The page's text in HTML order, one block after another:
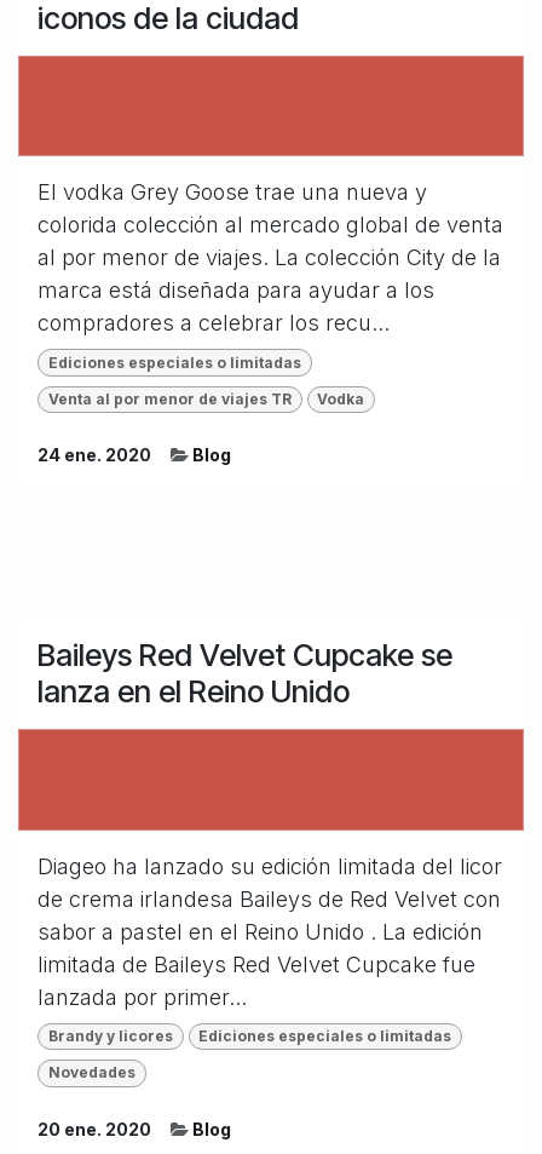
iconos de la ciudad
El vodka Grey Goose trae una nueva y
colorida colección al mercado global de venta
al por menor de viajes. La colección City de la
marca está diseñada para ayudar a los
compradores a celebrar los recu...
Ediciones especiales o limitadas
Venta al por menor de viajes TR Vodka
24 ene. 2020 Blog
Baileys Red Velvet Cupcake se
lanza en el Reino Unido
Diageo ha lanzado su edición limitada del licor
de crema irlandesa Baileys de Red Velvet con
sabor a pastel en el Reino Unido . La edición
limitada de Baileys Red Velvet Cupcake fue
lanzada por primer...
Brandy y licores Ediciones especiales o limitadas
Novedades
20 ene. 2020 Blog